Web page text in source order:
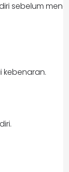
sebelum
kebenaran.